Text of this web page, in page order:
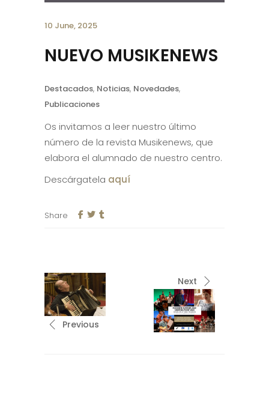
10 June, 2025
NUEVO MUSIKENEWS
Destacados, Noticias, Novedades,
Publicaciones
Os invitamos a leer nuestro último
número de la revista Musikenews, que
elabora el alumnado de nuestro centro.
Descárgatela aquí
Share
Previous
Next